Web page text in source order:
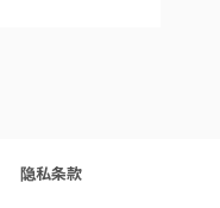
隐私条款